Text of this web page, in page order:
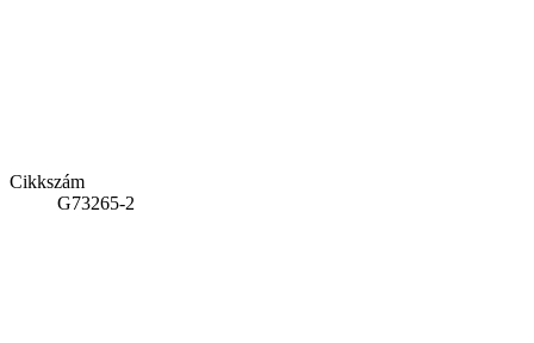
Cikkszám
G73265-2